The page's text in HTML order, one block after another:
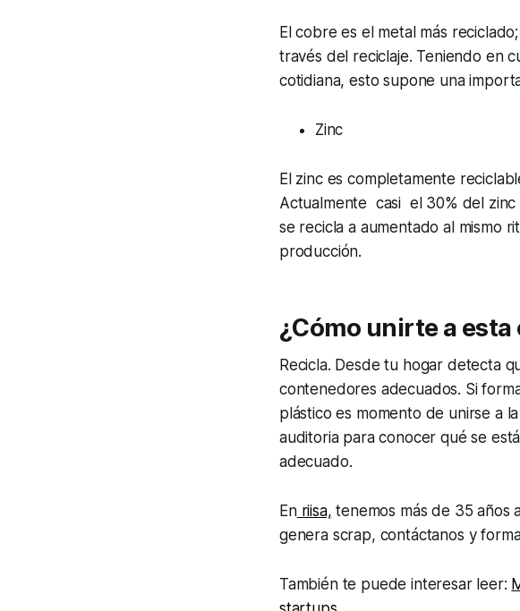
El cobre es el metal más
través del reciclaje. Teniendo en
cotidiana, esto supone una
Zinc
El zinc es completamente
Actualmente casi el 30% del zinc
se recicla a aumentado al mismo
producción.
¿Cómo unirte a
Recicla. Desde tu hogar detecta
contenedores adecuados. Si
plástico es momento de unirse a
auditoria para conocer qué se
adecuado.
Enriisa, tenemos más de 35 años
genera scrap, contáctanos y
También te puede interesar leer: